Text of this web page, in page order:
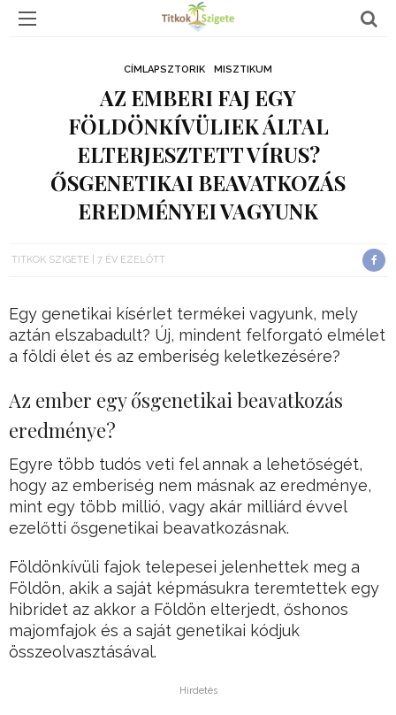
CÍMLAPSZTORIK MISZTIKUM
AZ EMBERI FAJ EGY
FÖLDÖNKÍVÜLIEK ÁLTAL
ELTERJESZTETT VÍRUS?
ŐSGENETIKAI BEAVATKOZÁS
EREDMÉNYEI VAGYUNK
TITKOK SZIGETE 7 ÉV EZELŐTT
Egy genetikai kísérlet termékei vagyunk, mely
aztán elszabadult? Új, mindent felforgató elmélet
a földi élet és az emberiség keletkezésére?
Az ember egy ősgenetikai beavatkozás
eredménye?
Egyre több tudós veti fel annak a lehetőségét,
hogy az emberiség nem másnak az eredménye,
mint egy több millió, vagy akár milliárd évvel
ezelőtti ősgenetikai beavatkozásnak.
Földönkívüli fajok telepesei jelenhettek meg a
Földön, akik a saját képmásukra teremtettek egy
hibridet az akkor a Földön elterjedt, őshonos
majomfajok és a saját genetikai kódjuk
összeolvasztásával.
Hirdetés